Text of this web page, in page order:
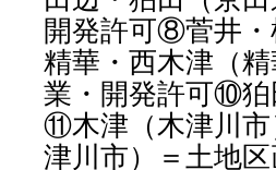
開発許可⑧菅井
精華・西木津（
業・開発許可⑩狛
⑪木津（木津川
津川市）＝土地